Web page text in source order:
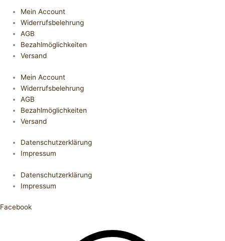
Mein Account
Widerrufsbelehrung
AGB
Bezahlmöglichkeiten
Versand
Mein Account
Widerrufsbelehrung
AGB
Bezahlmöglichkeiten
Versand
Datenschutzerklärung
Impressum
Datenschutzerklärung
Impressum
Facebook